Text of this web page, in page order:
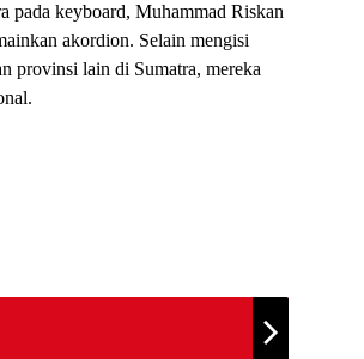
pada keyboard, Muhammad Riskan
akordion. Selain mengisi
provinsi lain di Sumatra, mereka